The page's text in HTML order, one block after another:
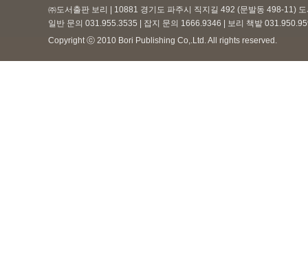
㈜도서출판 보리 | 10881 경기도 파주시 직지길 492 (문발동 498-11)
일반 문의 031.955.3535 | 잡지 문의 1666.9346 | 보리 책밭
Copyright ⓒ 2010 Bori Publishing Co,.Ltd. All rights reserved.